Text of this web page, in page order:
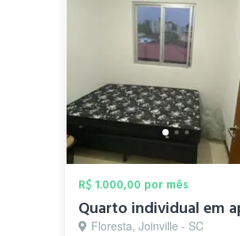
R$ 1.000,00 por mês
Floresta, Joinville - SC